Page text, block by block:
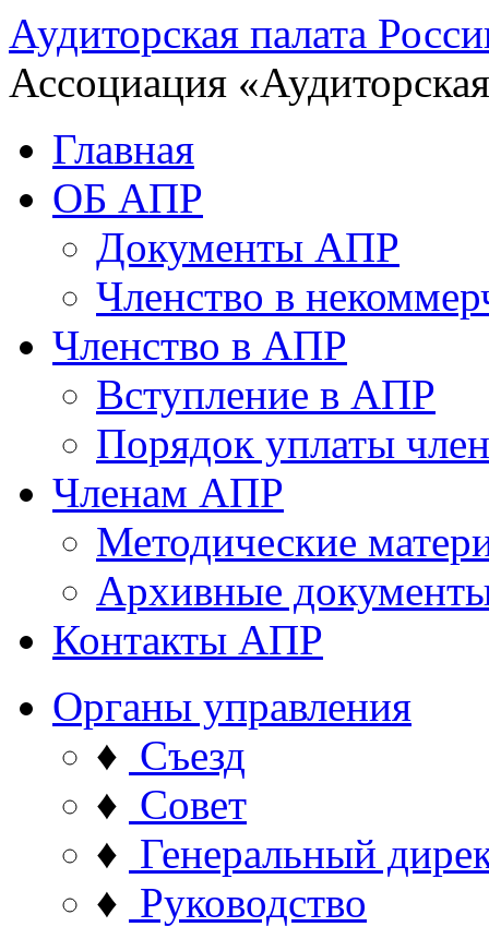
Аудиторская палата
Ассоциация
Главная
ОБ АПР
Документы АПР
Членство в
Членство в АПР
Вступление в АПР
Порядок уплаты
Членам АПР
Методические
Архивные
Контакты АПР
Органы управления
♦ Съезд
♦ Совет
♦ Генеральный
♦ Руководство